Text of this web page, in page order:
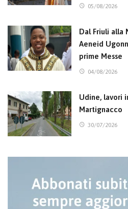
05/08/2026
Dal Friuli alla
Aeneid
prime Messe
04/08/2026
Udine, lavori
Martignacco
30/07/2026